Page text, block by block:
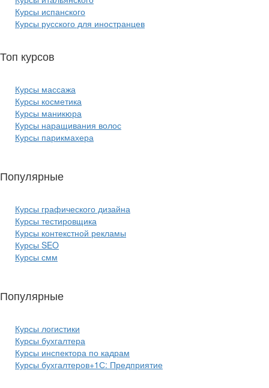
Курсы испанского
Курсы русского для иностранцев
Топ курсов
Курсы массажа
Курсы косметика
Курсы маникюра
Курсы наращивания волос
Курсы парикмахера
Популярные
Курсы графического дизайна
Курсы тестировщика
Курсы контекстной рекламы
Курсы SEO
Курсы смм
Популярные
Курсы логистики
Курсы бухгалтера
Курсы инспектора по кадрам
Курсы бухгалтеров+1С: Предприятие